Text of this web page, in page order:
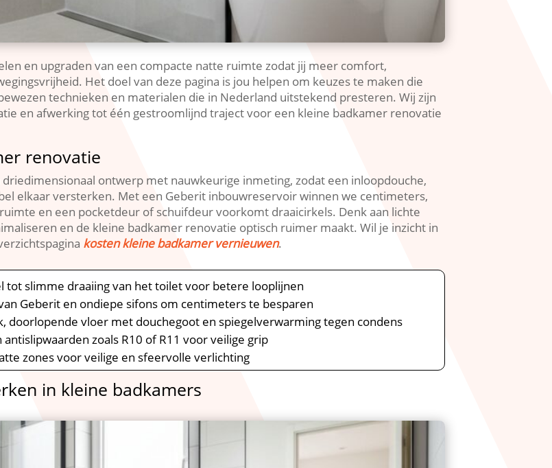
en upgraden van een compacte natte ruimte zodat jij meer comfort,
Het doel van deze pagina is jou helpen om keuzes te maken die
technieken en materialen die in Nederland uitstekend presteren.​ Wij zijn
en afwerking tot één gestroomlijnd traject voor een kleine badkamer renovatie
renovatie
ontwerp met nauwkeurige inmeting, zodat een inloopdouche,
elkaar versterken.​ Met een Geberit inbouwreservoir winnen we centimeters,
en een pocketdeur of schuifdeur voorkomt draaicirkels.​ Denk aan lichte
en de kleine badkamer renovatie optisch ruimer maakt.​ Wil je inzicht in
kosten kleine badkamer vernieuwen.​
tot slimme draaiing van het toilet voor betere looplijnen
Geberit en ondiepe sifons om centimeters te besparen
doorlopende vloer met douchegoot en spiegelverwarming tegen condens
zoals R10 of R11 voor veilige grip
zones voor veilige en sfeervolle verlichting
in kleine badkamers